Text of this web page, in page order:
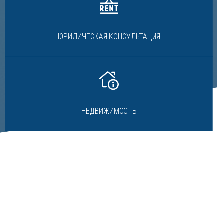
ЮРИДИЧЕСКАЯ КОНСУЛЬТАЦИЯ
НЕДВИЖИМОСТЬ